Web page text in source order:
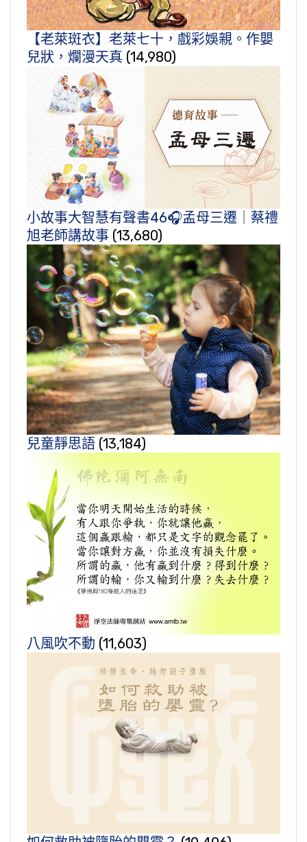
【老萊斑衣】老萊七十，戲彩娛親。作嬰
兒狀，爛漫天真 (14,980)
小故事大智慧有聲書46🎧孟母三遷｜蔡禮
旭老師講故事 (13,680)
兒童靜思語 (13,184)
八風吹不動 (11,603)